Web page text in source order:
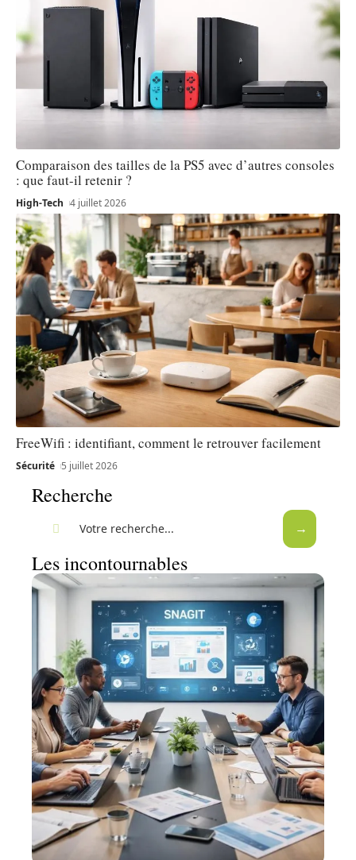
Comparaison des tailles de la PS5 avec d’autres consoles
: que faut-il retenir ?
High-Tech 4 juillet 2026
FreeWifi : identifiant, comment le retrouver facilement
Sécurité 5 juillet 2026
Recherche
Les incontournables